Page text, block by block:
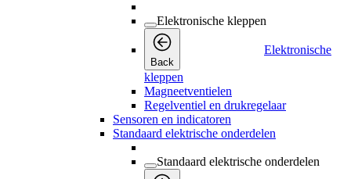
Elektronische kleppen
Back
Elektronische
kleppen
Magneetventielen
Regelventiel en drukregelaar
Sensoren en indicatoren
Standaard elektrische onderdelen
Standaard elektrische onderdelen